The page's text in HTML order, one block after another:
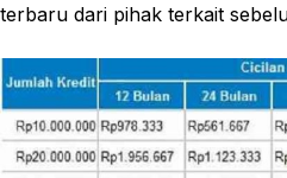
terbaru dari pihak terkait